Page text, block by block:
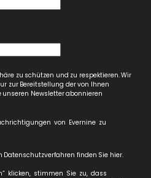
zu schützen und zu respektieren. Wir
zur Bereitstellung der von Ihnen
unseren Newsletter abonnieren
von Evernine zu
Datenschutzverfahren finden Sie hier.
klicken, stimmen Sie zu, dass